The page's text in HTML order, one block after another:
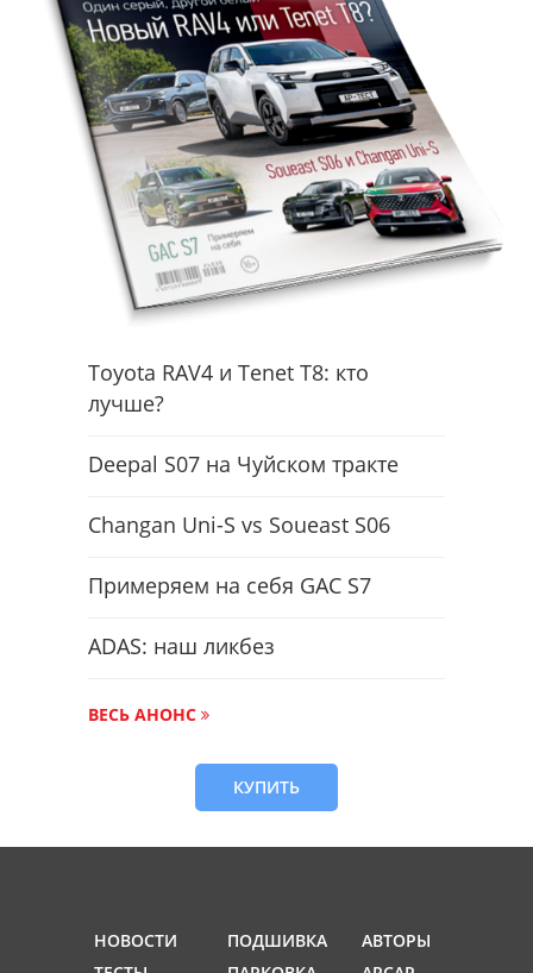
Toyota RAV4 и Tenet T8: кто
лучше?
Deepal S07 на Чуйском тракте
Changan Uni-S vs Soueast S06
Примеряем на себя GAC S7
ADAS: наш ликбез
ВЕСЬ АНОНС
КУПИТЬ
НОВОСТИ
ПОДШИВКА
АВТОРЫ